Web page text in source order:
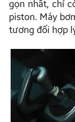
gọn nhất, chỉ
piston. Máy
tương đối hợp